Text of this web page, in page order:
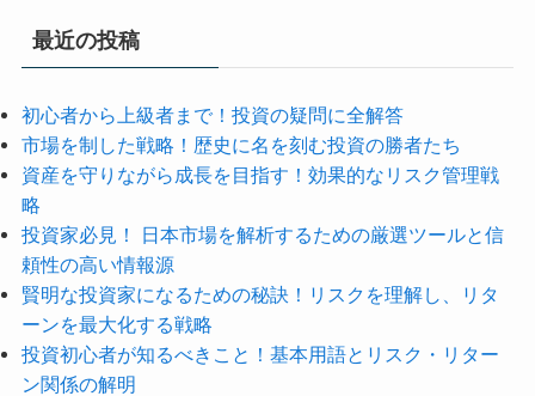
最近の投稿
初心者から上級者まで！投資の疑問に全解答
市場を制した戦略！歴史に名を刻む投資の勝者たち
資産を守りながら成長を目指す！効果的なリスク管理戦
略
投資家必見！ 日本市場を解析するための厳選ツールと信
頼性の高い情報源
賢明な投資家になるための秘訣！リスクを理解し、リタ
ーンを最大化する戦略
投資初心者が知るべきこと！基本用語とリスク・リター
ン関係の解明